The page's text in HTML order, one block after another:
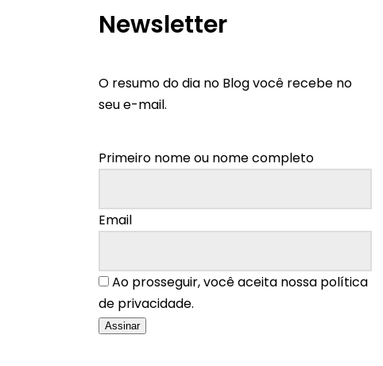
Newsletter
O resumo do dia no Blog você recebe no
seu e-mail.
Primeiro nome ou nome completo
Email
Ao prosseguir, você aceita nossa política
de privacidade.